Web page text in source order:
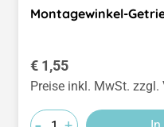
Montagewinkel-
Regulärer Preis:
€ 1,55
Preise inkl. MwSt. zzgl.